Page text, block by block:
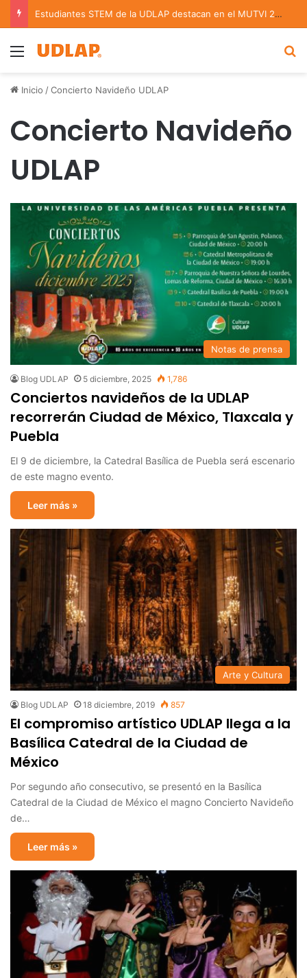
Estudiantes STEM de la UDLAP destacan en el MUTVI 2026
Menu
Inicio /Concierto Navideño UDLAP
Concierto Navideño
UDLAP
Notas de prensa
Blog UDLAP 5 diciembre, 2025 1,786
Conciertos navideños de la UDLAP
recorrerán Ciudad de México, Tlaxcala y
Puebla
El 9 de diciembre, la Catedral Basílica de Puebla será escenario
de este magno evento.
Leer más »
Arte y Cultura
Blog UDLAP 18 diciembre, 2019 857
El compromiso artístico UDLAP llega a la
Basílica Catedral de la Ciudad de
México
Por segundo año consecutivo, se presentó en la Basílica
Catedral de la Ciudad de México el magno Concierto Navideño
de…
Leer más »